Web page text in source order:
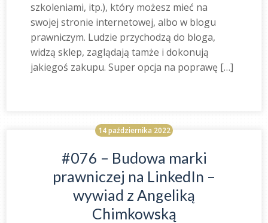
szkoleniami, itp.), który możesz mieć na
swojej stronie internetowej, albo w blogu
prawniczym. Ludzie przychodzą do bloga,
widzą sklep, zaglądają tamże i dokonują
jakiegoś zakupu. Super opcja na poprawę […]
14 października 2022
#076 – Budowa marki
prawniczej na LinkedIn –
wywiad z Angeliką
Chimkowską